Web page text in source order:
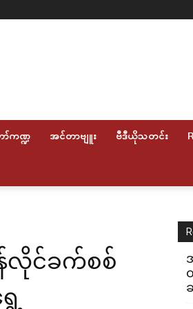
ကဏ္ဍ အင်တာဗျူး ဗီဒီယိုသတင်း
လိုင်ခက်စစ်